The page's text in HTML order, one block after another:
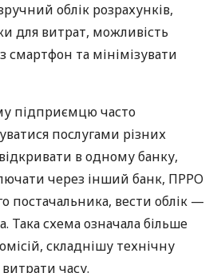
облік розрахунків,
для витрат, можливість
смартфон та мінімізувати
підприємцю часто
послугами різних
в одному банку,
через інший банк, ПРРО
постачальника, вести облік —
Така схема означала більше
складнішу технічну
часу.